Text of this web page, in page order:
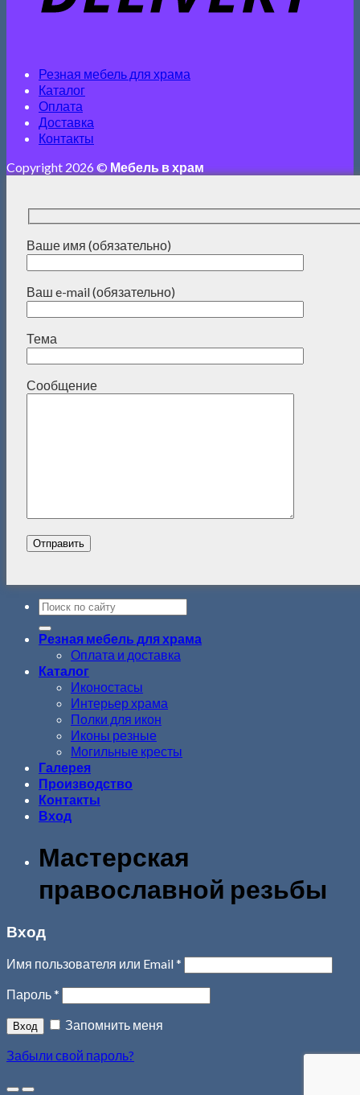
Резная мебель для храма
Каталог
Оплата
Доставка
Контакты
Copyright 2026 ©Мебель в храм
Ваше имя (обязательно)
Ваш e-mail (обязательно)
Тема
Сообщение
Резная мебель для храма
Оплата и доставка
Каталог
Иконостасы
Интерьер храма
Полки для икон
Иконы резные
Могильные кресты
Галерея
Производство
Контакты
Вход
Мастерская
православной резьбы
Вход
Имя пользователя или Email*
Пароль*
Запомнить меня
Забыли свой пароль?